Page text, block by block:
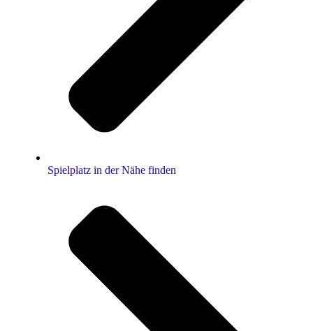
Spielplatz in der Nähe finden